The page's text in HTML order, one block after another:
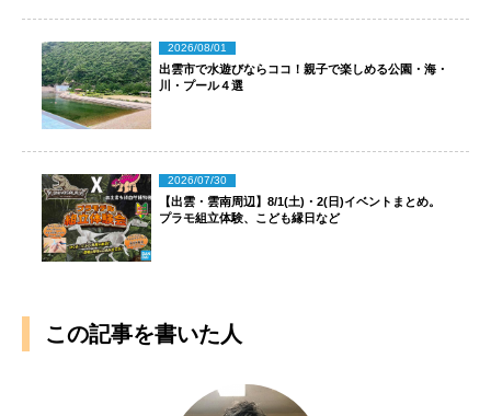
2026/08/01
出雲市で水遊びならココ！親子で楽しめる公園・海・
川・プール４選
2026/07/30
【出雲・雲南周辺】8/1(土)・2(日)イベントまとめ。
プラモ組立体験、こども縁日など
この記事を書いた人